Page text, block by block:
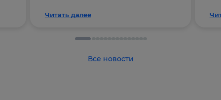
Читать далее
Все новости